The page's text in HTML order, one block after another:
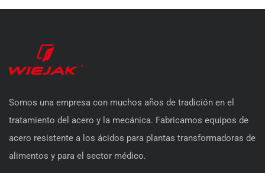
Somos una empresa con muchos años de tradición en el
tratamiento del acero y la mecánica. Fabricamos equipos de
acero resistente a los ácidos para plantas transformadoras de
alimentos y para el sector médico.